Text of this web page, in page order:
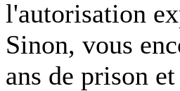
l'autorisation
Sinon, vous
ans de prison